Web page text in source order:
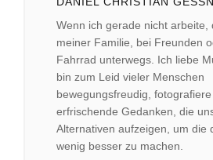
Wenn ich gerade nicht arbeite,
meiner Familie, bei Freunden
Fahrrad unterwegs. Ich liebe
bin zum Leid vieler Menschen
bewegungsfreudig,
erfrischende Gedanken, die
Alternativen aufzeigen, um die
wenig besser zu machen.